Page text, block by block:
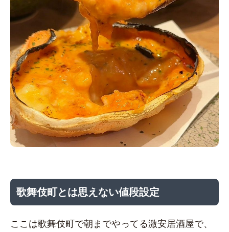
歌舞伎町とは思えない値段設定
ここは歌舞伎町で朝までやってる激安居酒屋で、